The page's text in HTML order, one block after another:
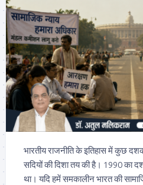
भारतीय राजनीति के इतिहास में कुछ
सदियों की दिशा तय की है। 1990 का
था। यदि हमें समकालीन भारत की